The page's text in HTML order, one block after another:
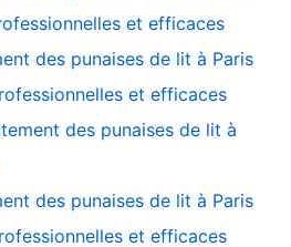
et efficaces
des punaises de lit à Paris
et efficaces
des punaises de lit à
des punaises de lit à Paris
et efficaces